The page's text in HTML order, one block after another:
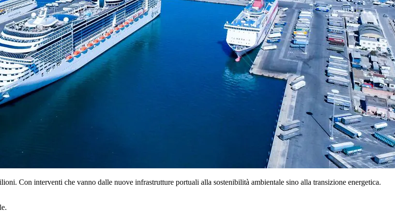
Con interventi che vanno dalle nuove infrastrutture portuali alla sostenibilità ambientale sino alla transizione energetica.